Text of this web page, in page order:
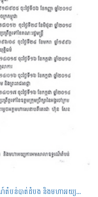
ព្រះរាជក្រឹត្យស្តីពីដាក់ឲ្យដំណើរការសាលាឧទ្ធរណ៍តំបន់បាត់ដំបង និងមហាអយ្យការអមសាលាឧទ្ធរណ៍តំបន់បាត់ដំបង